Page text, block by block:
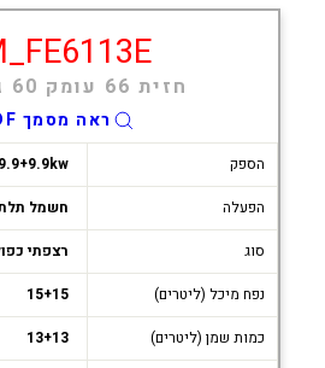
חזית 66 עומק 60 גובה 90
ראה מסמך PDF
הספק
9.9+9.9kw חיבור 400V
הפעלה
חשמל
סוג
רצפתי
נפח מיכל (ליטרים)
15+15
כמות שמן (ליטרים)
13+13